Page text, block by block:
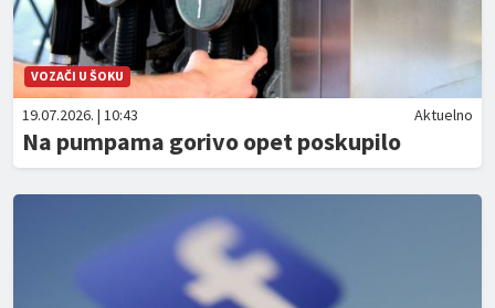
VOZAČI U ŠOKU
19.07.2026. | 10:43 Aktuelno
Na pumpama gorivo opet poskupilo